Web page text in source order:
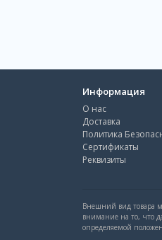
Информация
О нас
Доставка
Политика
Сертификаты
Реквизиты
Внешний вид товара
внимание на то, что
определяемой